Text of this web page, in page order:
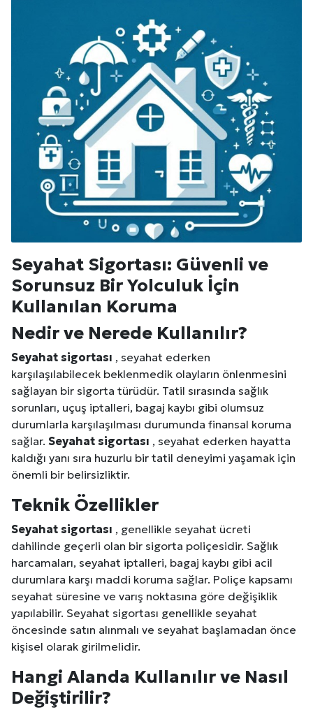
Seyahat Sigortası: Güvenli ve
Sorunsuz Bir Yolculuk İçin
Kullanılan Koruma
Nedir ve Nerede Kullanılır?
Seyahat sigortası , seyahat ederken
karşılaşılabilecek beklenmedik olayların önlenmesini
sağlayan bir sigorta türüdür. Tatil sırasında sağlık
sorunları, uçuş iptalleri, bagaj kaybı gibi olumsuz
durumlarla karşılaşılması durumunda finansal koruma
sağlar. Seyahat sigortası , seyahat ederken hayatta
kaldığı yanı sıra huzurlu bir tatil deneyimi yaşamak için
önemli bir belirsizliktir.
Teknik Özellikler
Seyahat sigortası , genellikle seyahat ücreti
dahilinde geçerli olan bir sigorta poliçesidir. Sağlık
harcamaları, seyahat iptalleri, bagaj kaybı gibi acil
durumlara karşı maddi koruma sağlar. Poliçe kapsamı
seyahat süresine ve varış noktasına göre değişiklik
yapılabilir. Seyahat sigortası genellikle seyahat
öncesinde satın alınmalı ve seyahat başlamadan önce
kişisel olarak girilmelidir.
Hangi Alanda Kullanılır ve Nasıl
Değiştirilir?